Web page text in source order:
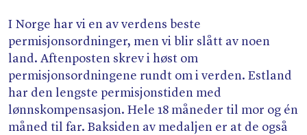
I Norge har vi en av verdens beste
permisjonsordninger, men vi blir slått av noen
land. Aftenposten skrev i høst om
permisjonsordningene rundt om i verden. Estland
har den lengste permisjonstiden med
lønnskompensasjon. Hele 18 måneder til mor og én
måned til far. Baksiden av medaljen er at de også